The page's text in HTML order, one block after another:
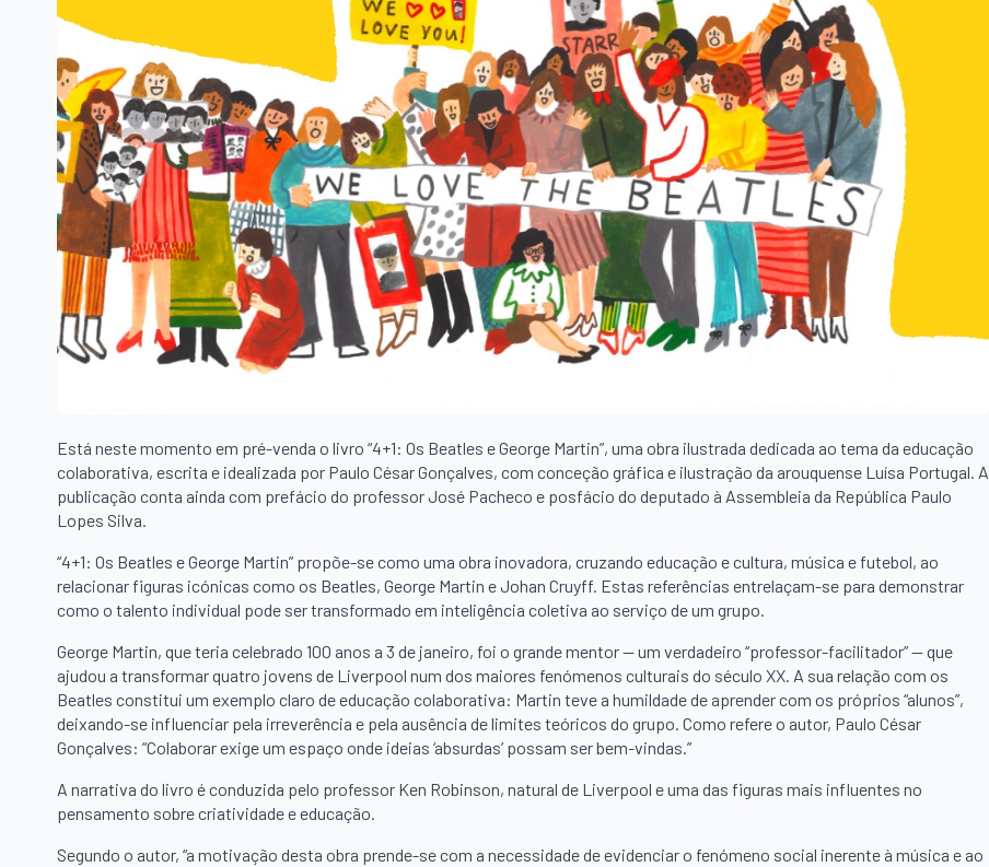
Está neste momento em pré-venda o livro “4+1: Os Beatles e George Martin”, uma obra ilustrada dedicada ao tema da educação
colaborativa, escrita e idealizada por Paulo César Gonçalves, com conceção gráfica e ilustração da arouquense Luísa Portugal. A
publicação conta ainda com prefácio do professor José Pacheco e posfácio do deputado à Assembleia da República Paulo
Lopes Silva.
“4+1: Os Beatles e George Martin” propõe-se como uma obra inovadora, cruzando educação e cultura, música e futebol, ao
relacionar figuras icónicas como os Beatles, George Martin e Johan Cruyff. Estas referências entrelaçam-se para demonstrar
como o talento individual pode ser transformado em inteligência coletiva ao serviço de um grupo.
George Martin, que teria celebrado 100 anos a 3 de janeiro, foi o grande mentor — um verdadeiro “professor-facilitador” — que
ajudou a transformar quatro jovens de Liverpool num dos maiores fenómenos culturais do século XX. A sua relação com os
Beatles constitui um exemplo claro de educação colaborativa: Martin teve a humildade de aprender com os próprios “alunos”,
deixando-se influenciar pela irreverência e pela ausência de limites teóricos do grupo. Como refere o autor, Paulo César
Gonçalves: “Colaborar exige um espaço onde ideias ‘absurdas’ possam ser bem-vindas.”
A narrativa do livro é conduzida pelo professor Ken Robinson, natural de Liverpool e uma das figuras mais influentes no
pensamento sobre criatividade e educação.
Segundo o autor, “a motivação desta obra prende-se com a necessidade de evidenciar o fenómeno social inerente à música e ao